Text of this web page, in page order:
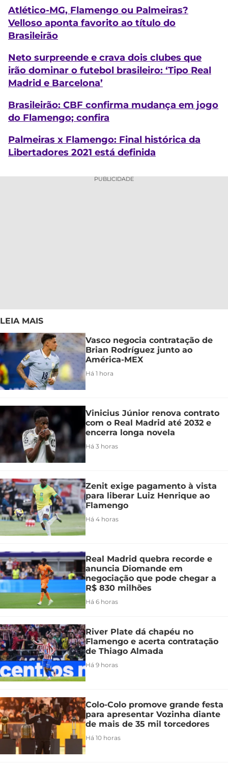
Atlético-MG, Flamengo ou Palmeiras?
Velloso aponta favorito ao título do
Brasileirão
Neto surpreende e crava dois clubes que
irão dominar o futebol brasileiro: ‘Tipo Real
Madrid e Barcelona’
Brasileirão: CBF confirma mudança em jogo
do Flamengo; confira
Palmeiras x Flamengo: Final histórica da
Libertadores 2021 está definida
PUBLICIDADE
LEIA MAIS
Vasco negocia contratação de
Brian Rodríguez junto ao
América-MEX
Há 1 hora
Vinicius Júnior renova contrato
com o Real Madrid até 2032 e
encerra longa novela
Há 3 horas
Zenit exige pagamento à vista
para liberar Luiz Henrique ao
Flamengo
Há 4 horas
Real Madrid quebra recorde e
anuncia Diomande em
negociação que pode chegar a
R$ 830 milhões
Há 6 horas
River Plate dá chapéu no
Flamengo e acerta contratação
de Thiago Almada
Há 9 horas
Colo-Colo promove grande festa
para apresentar Vozinha diante
de mais de 35 mil torcedores
Há 10 horas